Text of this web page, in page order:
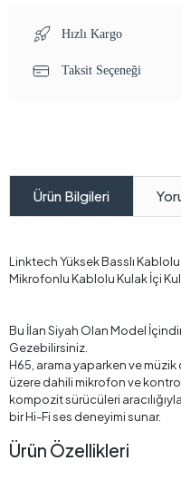
Hızlı Kargo
Taksit Seçeneği
Ürün Bilgileri
Linktech Yüksek Basslı
Mikrofonlu Kablolu Kulak İçi
Bu İlan Siyah Olan Model
Gezebilirsiniz.
H65, arama yaparken ve
üzere dahili mikrofon ve
kompozit sürücüleri
bir Hi-Fi ses deneyimi sunar.
Ürün Özellikleri